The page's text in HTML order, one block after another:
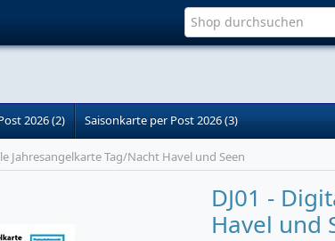
2026 (2) Saisonkarte per Post 2026 (3)
Jahresangelkarte Tag/Nacht Havel und Seen
DJ01 -
Havel und